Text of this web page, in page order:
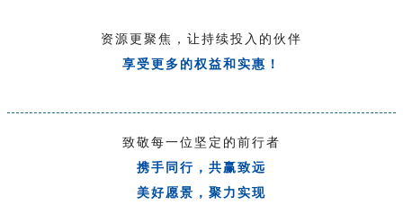
资源更聚焦，让持续投入的伙伴
享受更多的权益和实惠！
致敬每一位坚定的前行者
携手同行，共赢致远
美好愿景，聚力实现